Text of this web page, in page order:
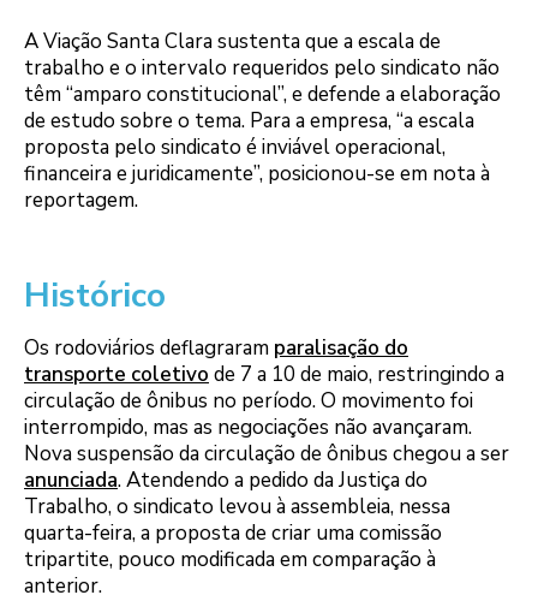
A Viação Santa Clara sustenta que a escala de
trabalho e o intervalo requeridos pelo sindicato não
têm “amparo constitucional”, e defende a elaboração
de estudo sobre o tema. Para a empresa, “a escala
proposta pelo sindicato é inviável operacional,
financeira e juridicamente”, posicionou-se em nota à
reportagem.
Histórico
Os rodoviários deflagraram paralisação do
transporte coletivo de 7 a 10 de maio, restringindo a
circulação de ônibus no período. O movimento foi
interrompido, mas as negociações não avançaram.
Nova suspensão da circulação de ônibus chegou a ser
anunciada. Atendendo a pedido da Justiça do
Trabalho, o sindicato levou à assembleia, nessa
quarta-feira, a proposta de criar uma comissão
tripartite, pouco modificada em comparação à
anterior.